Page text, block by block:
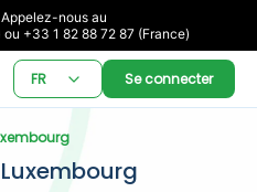
nous au
+33 1 82 88 72 87 (France)
FR Se connecter